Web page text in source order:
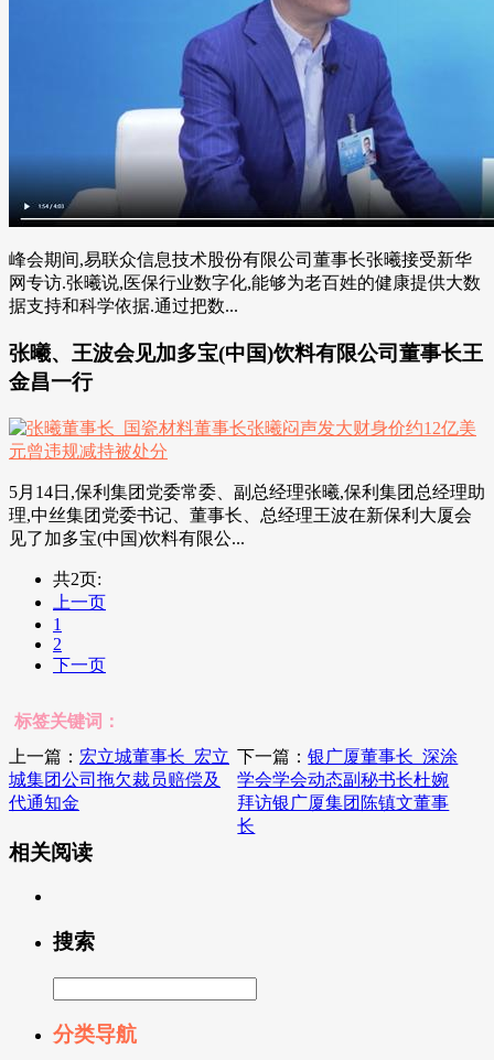
峰会期间,易联众信息技术股份有限公司董事长张曦接受新华
网专访.张曦说,医保行业数字化,能够为老百姓的健康提供大数
据支持和科学依据.通过把数...
张曦、王波会见加多宝(中国)饮料有限公司董事长王
金昌一行
5月14日,保利集团党委常委、副总经理张曦,保利集团总经理助
理,中丝集团党委书记、董事长、总经理王波在新保利大厦会
见了加多宝(中国)饮料有限公...
共2页:
上一页
1
2
下一页
标签关键词：
上一篇： 宏立城董事长_宏立
城集团公司拖欠裁员赔偿及
代通知金
下一篇：银广厦董事长_深涂
学会学会动态副秘书长杜婉
拜访银广厦集团陈镇文董事
长
相关阅读
搜索
分类导航